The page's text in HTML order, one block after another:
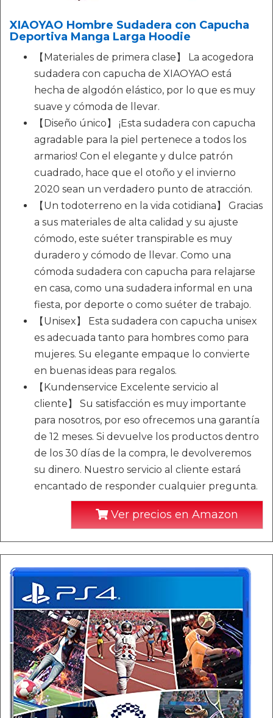
XIAOYAO Hombre Sudadera con Capucha
Deportiva Manga Larga Hoodie
【Materiales de primera clase】 La acogedora
sudadera con capucha de XIAOYAO está
hecha de algodón elástico, por lo que es muy
suave y cómoda de llevar.
【Diseño único】 ¡Esta sudadera con capucha
agradable para la piel pertenece a todos los
armarios! Con el elegante y dulce patrón
cuadrado, hace que el otoño y el invierno
2020 sean un verdadero punto de atracción.
【Un todoterreno en la vida cotidiana】 Gracias
a sus materiales de alta calidad y su ajuste
cómodo, este suéter transpirable es muy
duradero y cómodo de llevar. Como una
cómoda sudadera con capucha para relajarse
en casa, como una sudadera informal en una
fiesta, por deporte o como suéter de trabajo.
【Unisex】 Esta sudadera con capucha unisex
es adecuada tanto para hombres como para
mujeres. Su elegante empaque lo convierte
en buenas ideas para regalos.
【Kundenservice Excelente servicio al
cliente】 Su satisfacción es muy importante
para nosotros, por eso ofrecemos una garantía
de 12 meses. Si devuelve los productos dentro
de los 30 días de la compra, le devolveremos
su dinero. Nuestro servicio al cliente estará
encantado de responder cualquier pregunta.
Ver precios en Amazon